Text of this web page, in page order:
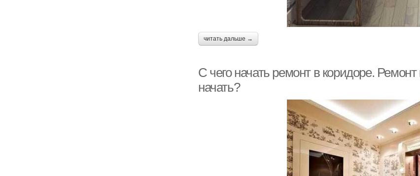
читать дальше →
С чего начать ремонт в коридоре.
начать?